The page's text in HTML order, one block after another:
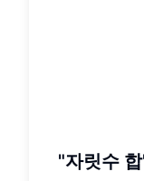
"자릿수